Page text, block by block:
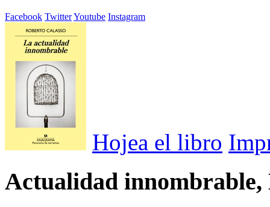
Facebook TwitterYoutube Instagram
Hojea el libro
Actualidad innombrable,